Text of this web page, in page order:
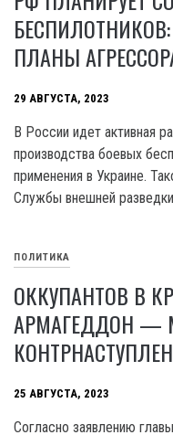
ПЛАНЫ
29 АВГУСТА, 2023
В России идет активная
производства боевых
применения в Украине.
Службы внешней
ПОЛИТИКА
ОККУПАНТОВ В
АРМАГЕДДОН —
25 АВГУСТА, 2023
Согласно заявлению